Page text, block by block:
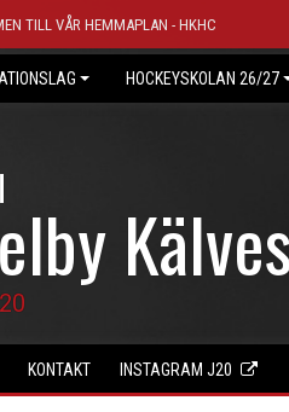
TILL VÅR HEMMAPLAN - HKHC
HOCKEYSKOLAN 26/27
KONTAKT INSTAGRAM J20